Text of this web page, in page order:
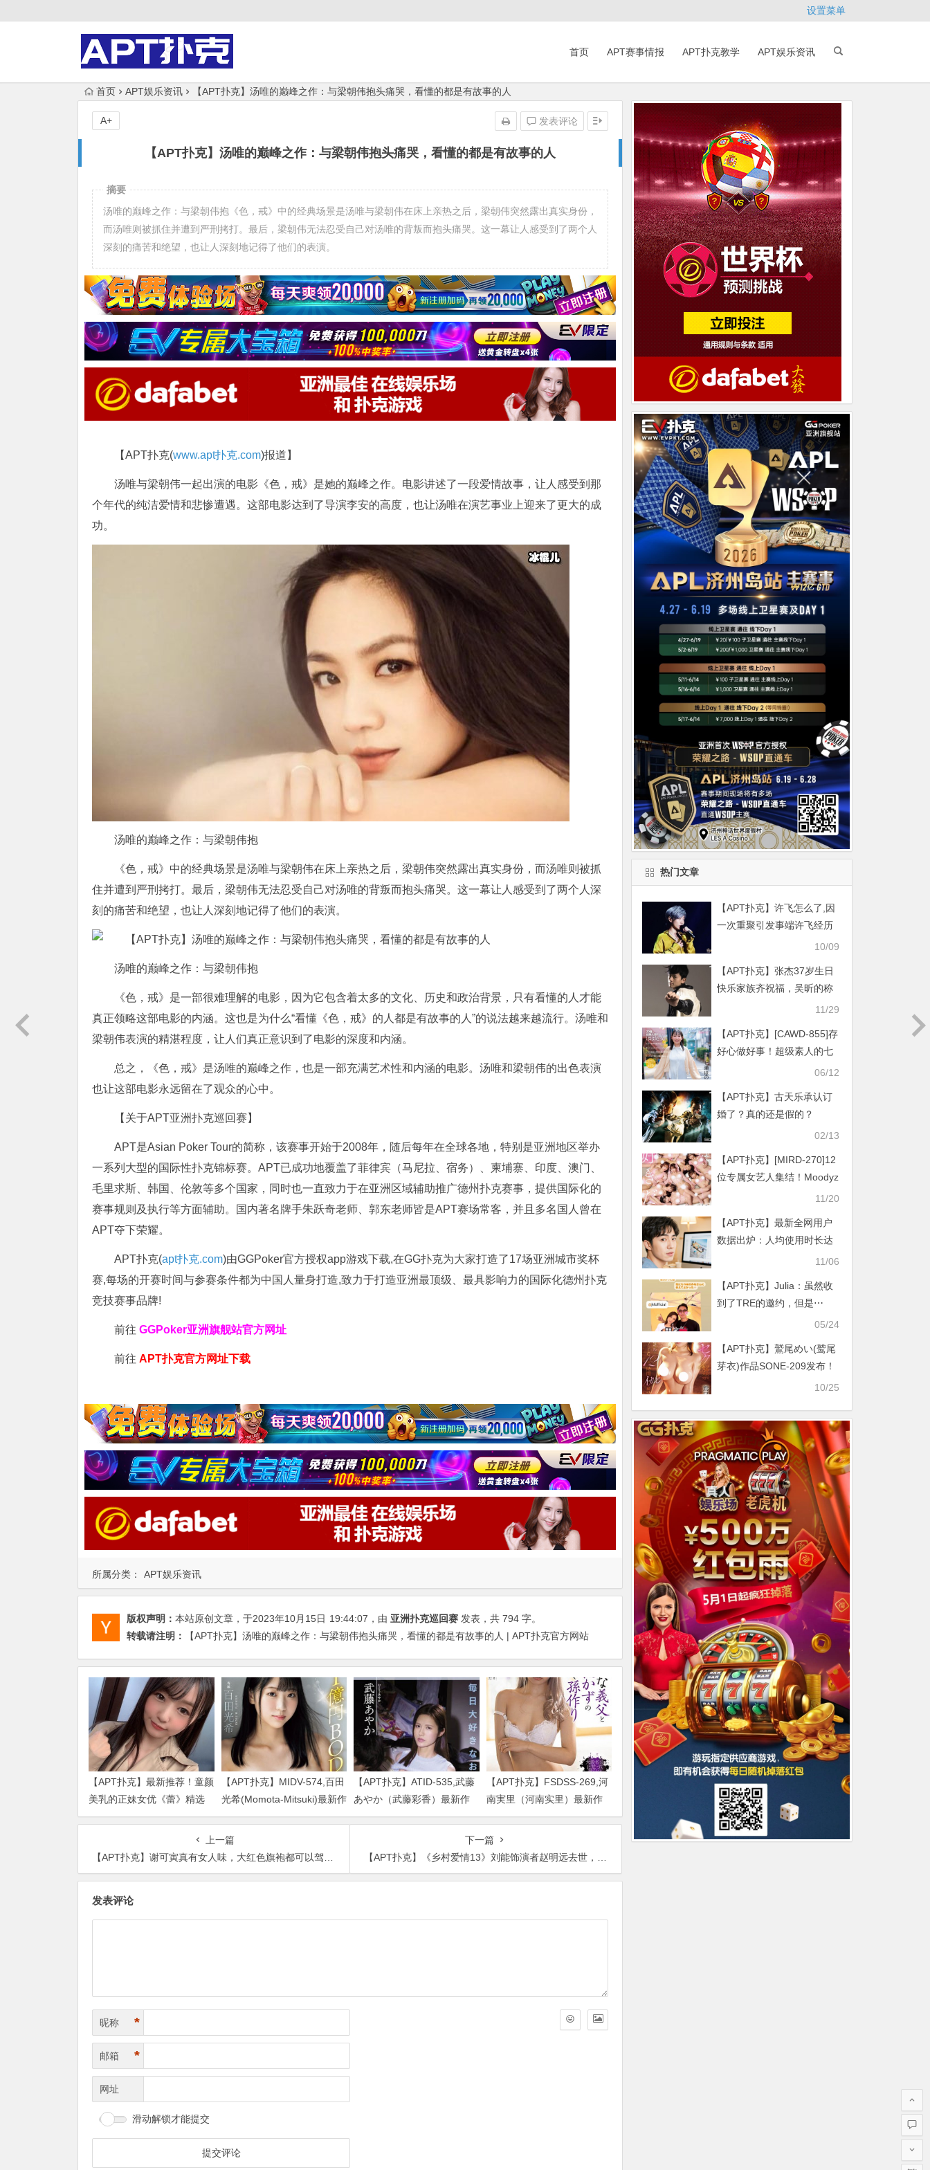
设置菜单
首页 APT赛事情报 APT扑克教学 APT娱乐资讯
首页 APT娱乐资讯 【APT扑克】汤唯的巅峰之作：与梁朝伟抱头痛哭，看懂的都是有故事的人
【APT扑克】汤唯的巅峰之作：与梁朝伟抱头痛哭，看懂的都是有故事的人
发表评论
A+
所属分类： APT娱乐资讯
摘要
汤唯的巅峰之作：与梁朝伟抱《色，戒》中的经典场景是汤唯与梁朝伟在床上亲热之后，梁朝伟突然露出真实身份，
而汤唯则被抓住并遭到严刑拷打。最后，梁朝伟无法忍受自己对汤唯的背叛而抱头痛哭。这一幕让人感受到了两个人
深刻的痛苦和绝望，也让人深刻地记得了他们的表演。
【APT扑克(www.apt扑克.com)报道】
汤唯与梁朝伟一起出演的电影《色，戒》是她的巅峰之作。电影讲述了一段爱情故事，让人感受到那
个年代的纯洁爱情和悲惨遭遇。这部电影达到了导演李安的高度，也让汤唯在演艺事业上迎来了更大的成
功。
汤唯的巅峰之作：与梁朝伟抱
《色，戒》中的经典场景是汤唯与梁朝伟在床上亲热之后，梁朝伟突然露出真实身份，而汤唯则被抓
住并遭到严刑拷打。最后，梁朝伟无法忍受自己对汤唯的背叛而抱头痛哭。这一幕让人感受到了两个人深
刻的痛苦和绝望，也让人深刻地记得了他们的表演。
汤唯的巅峰之作：与梁朝伟抱
《色，戒》是一部很难理解的电影，因为它包含着太多的文化、历史和政治背景，只有看懂的人才能
真正领略这部电影的内涵。这也是为什么“看懂《色，戒》的人都是有故事的人”的说法越来越流行。汤唯和
梁朝伟表演的精湛程度，让人们真正意识到了电影的深度和内涵。
总之，《色，戒》是汤唯的巅峰之作，也是一部充满艺术性和内涵的电影。汤唯和梁朝伟的出色表演
也让这部电影永远留在了观众的心中。
【关于APT亚洲扑克巡回赛】
APT是Asian Poker Tour的简称，该赛事开始于2008年，随后每年在全球各地，特别是亚洲地区举办
一系列大型的国际性扑克锦标赛。APT已成功地覆盖了菲律宾（马尼拉、宿务）、柬埔寨、印度、澳门、
毛里求斯、韩国、伦敦等多个国家，同时也一直致力于在亚洲区域辅助推广德州扑克赛事，提供国际化的
赛事规则及执行等方面辅助。国内著名牌手朱跃奇老师、郭东老师皆是APT赛场常客，并且多名国人曾在
APT夺下荣耀。
APT扑克(apt扑克.com)由GGPoker官方授权app游戏下载,在GG扑克为大家打造了17场亚洲城市奖杯
赛,每场的开赛时间与参赛条件都为中国人量身打造,致力于打造亚洲最顶级、最具影响力的国际化德州扑克
竞技赛事品牌!
前往 GGPoker亚洲旗舰站官方网址
前往 APT扑克官方网址下载
版权声明： 本站原创文章，于2023年10月15日 19:44:07 ，由 亚洲扑克巡回赛 发表，共 794 字。
转载请注明：
【APT扑克】汤唯的巅峰之作：与梁朝伟抱头痛哭，看懂的都是有故事的人 | APT扑克官方网站
【APT扑克】最新推荐！童颜
美乳的正妹女优《蕾》精选
作品介绍……
【APT扑克】MIDV-574,百田
光希(Momota-Mitsuki)最新作
品2024/01/02发布！
【APT扑克】ATID-535,武藤
あやか（武藤彩香）最新作
品2023/01/19发布！
【APT扑克】FSDSS-269,河
南実里（河南实里）最新作
品2021-08-26发布！
上一篇
【APT扑克】谢可寅真有女人味，大红色旗袍都可以驾驭长相太像明星
下一篇
【APT扑克】《乡村爱情13》刘能饰演者赵明远去世，年仅42岁
发表评论
昵称 *
邮箱 *
网址
滑动解锁才能提交
热门文章
【APT扑克】许飞怎么了,因
一次重聚引发事端许飞经历
10/09
【APT扑克】张杰37岁生日
快乐家族齐祝福，吴昕的称
11/29
【APT扑克】[CAWD-855]存
好心做好事！超级素人的七
濑穗花（七瀬ほのか）拍A片
06/12
【APT扑克】古天乐承认订
婚了？真的还是假的？
02/13
【APT扑克】[MIRD-270]12
位专属女艺人集结！Moodyz
11/20
【APT扑克】最新全网用户
数据出炉：人均使用时长达
11/06
【APT扑克】Julia：虽然收
到了TRE的邀约，但是⋯
05/24
【APT扑克】鷲尾めい(鹫尾
芽衣)作品SONE-209发布！
解禁！不喊卡一直干让她防
10/25